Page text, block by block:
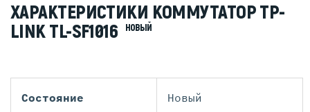
ХАРАКТЕРИСТИКИ КОММУТАТОР TP-
LINK TL-SF1016
НОВЫЙ
Состояние Новый